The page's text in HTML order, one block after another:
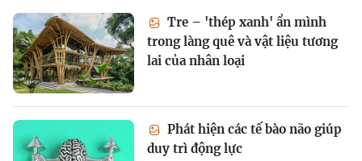
Tre – 'thép xanh' ẩn mình
trong làng quê và vật liệu tương
lai của nhân loại
Phát hiện các tế bào não giúp
duy trì động lực